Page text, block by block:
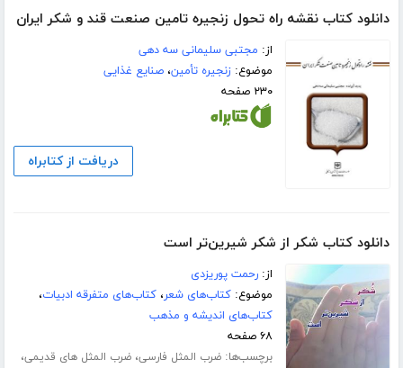
دانلود کتاب نقشه راه تحول زنجیره تامین صنعت قند و شکر ایران
از: مجتبی سلیمانی سه دهی
موضوع:زنجیره تأمین،صنایع غذایی
۲۳۰ صفحه
دریافت از کتابراه
دانلود کتاب شکر از شکر شیرین‌تر است
از:رحمت پوریزدی
موضوع:کتاب‌های شعر،کتاب‌های متفرقه ادبیات،
کتاب‌های اندیشه و مذهب
۶۸ صفحه
برچسب‌ها:ضرب المثل فارسی،ضرب المثل های قدیمی،